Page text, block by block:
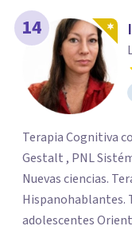
14
Terapia Cognitiva
Gestalt , PNL
Nuevas ciencias.
Hispanohablantes.
adolescentes